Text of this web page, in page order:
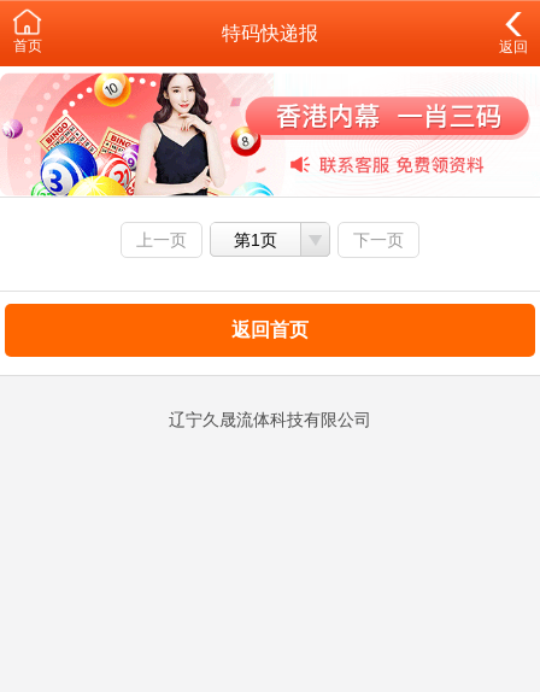
首页
特码快递报
返回
上一页 第1页 下一页
返回首页
辽宁久晟流体科技有限公司